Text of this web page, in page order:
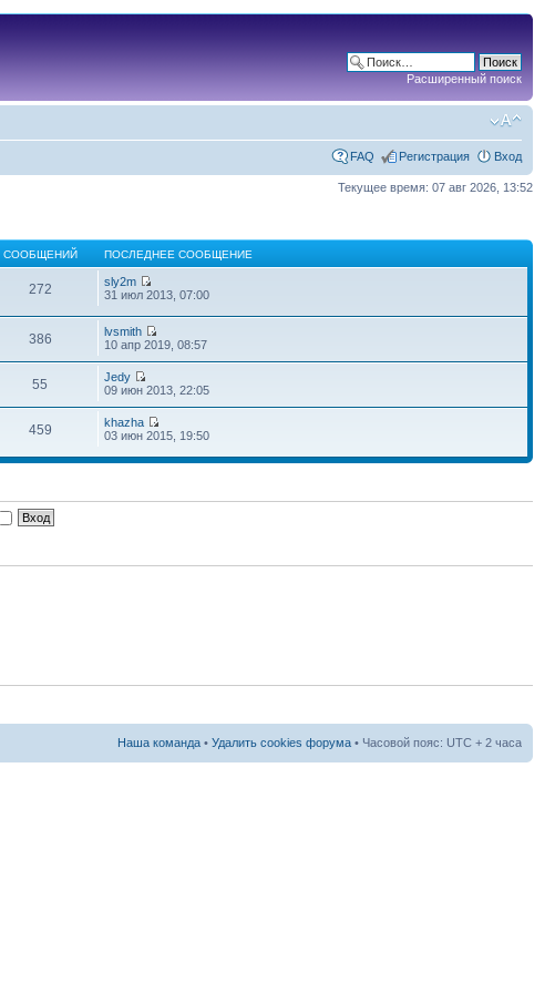
Расширенный поиск
FAQ Регистрация Вход
Текущее время: 07 авг 2026, 13:52
СООБЩЕНИЙ ПОСЛЕДНЕЕ СООБЩЕНИЕ
272
sly2m
31 июл 2013, 07:00
386
lvsmith
10 апр 2019, 08:57
55
Jedy
09 июн 2013, 22:05
459
khazha
03 июн 2015, 19:50
Наша команда • Удалить cookies форума • Часовой пояс: UTC + 2 часа